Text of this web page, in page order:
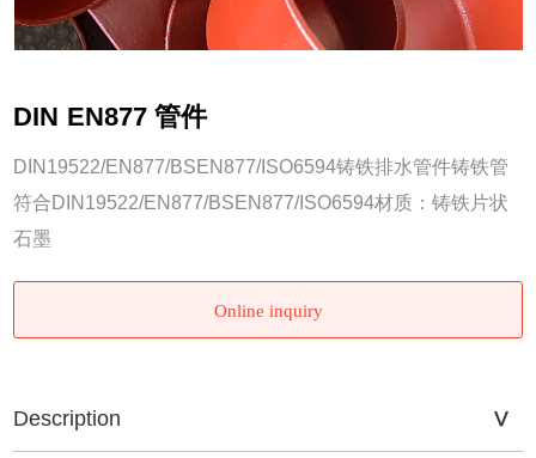
DIN EN877 管件
DIN19522/EN877/BSEN877/ISO6594铸铁排水管件铸铁管
符合DIN19522/EN877/BSEN877/ISO6594材质：铸铁片状
石墨
Online inquiry
Description